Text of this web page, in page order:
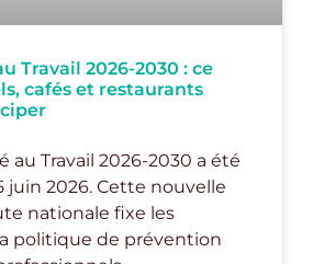
Travail 2026-2030 : ce
cafés et restaurants
au Travail 2026-2030 a été
juin 2026. Cette nouvelle
nationale fixe les
politique de prévention